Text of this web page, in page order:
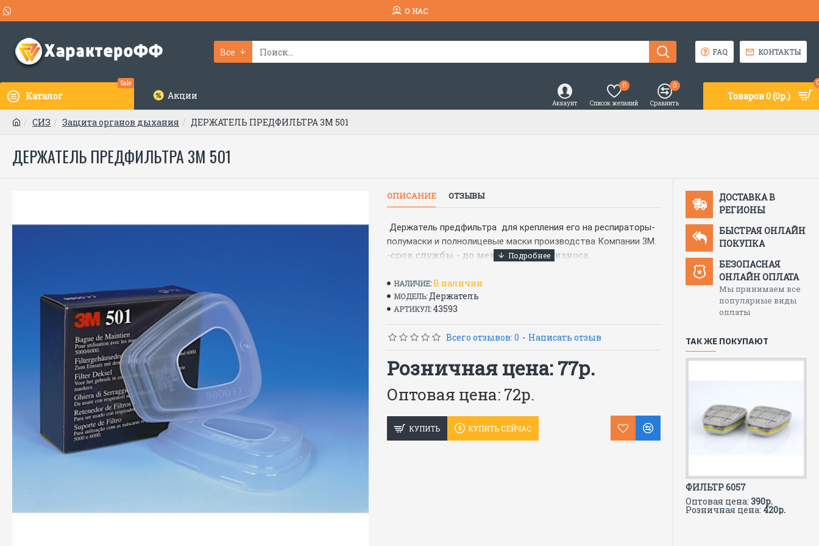
О НАС
Все FAQ КОНТАКТЫ
Каталог
Sale
Акции
Аккаунт Список желаний
0
Сравнить
0
Товаров 0 (0р.)
СИЗ Защита органов дыхания ДЕРЖАТЕЛЬ ПРЕДФИЛЬТРА 3М 501
ДЕРЖАТЕЛЬ ПРЕДФИЛЬТРА 3М 501
ОПИСАНИЕ ОТЗЫВЫ
Держатель предфильтра для крепления его на респираторы-
полумаски и полнолицевые маски производства Компании 3М.
-срок службы - до механического износа.
НАЛИЧИЕ:В наличии
МОДЕЛЬ:Держатель
АРТИКУЛ: 43593
Всего отзывов: 0 - Написать отзыв
Розничная цена: 77р.
Оптовая цена: 72р.
КУПИТЬ КУПИТЬ СЕЙЧАС
ДОСТАВКА В
РЕГИОНЫ
БЫСТРАЯ ОНЛАЙН
ПОКУПКА
БЕЗОПАСНАЯ
ОНЛАЙН ОПЛАТА
Мы принимаем все
популярные виды
оплаты
ТАК ЖЕ ПОКУПАЮТ
ФИЛЬТР 6057
Оптовая цена: 390р.
Розничная цена: 420р.